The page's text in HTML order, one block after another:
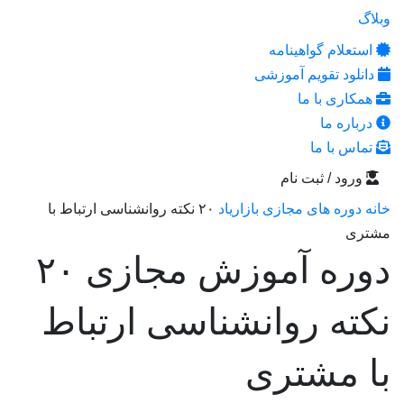
وبلاگ
استعلام گواهینامه
دانلود تقویم آموزشی
همکاری با ما
درباره ما
تماس با ما
ورود / ثبت نام
خانه دوره های مجازی بازاریاد
۲۰ نکته روانشناسی ارتباط با
مشتری
دوره آموزش مجازی ۲۰
نکته روانشناسی ارتباط
با مشتری